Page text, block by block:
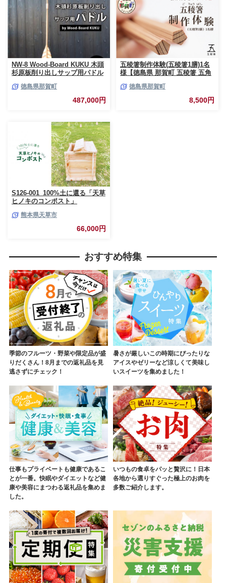
NW-8 Wood-Board KUKU 木頭
杉原板削り出しサップ用パドル
徳島県那賀町
487,000円
五稜箸制作体験(五稜箸1膳)1名
様【徳島県 那賀町 五稜箸 五角
り 現地体験型 旅行 観光 体験
箸作り オリジナル 作品 体験型
制作体験 マイ箸 伝統工芸 記念
徳島県那賀町
8,500円
S126-001_100%土に還る「天草
ヒノキのコンポスト」
熊本県天草市
66,000円
おすすめ特集
季節のフルーツ・野菜や限定品が盛
りだくさん！8月までの返礼品を見
逃さずにチェック！
暑さが厳しいこの時期にぴったりな
アイスやゼリーなど涼しくて美味し
いスイーツを集めました！
仕事もプライベートも健康であるこ
とが一番。快眠やダイエットなど健
康や美容にまつわる返礼品を集めま
した。
いつもの食卓をパッと贅沢に！日本
各地から選りすぐった極上のお肉を
多数ご紹介します。